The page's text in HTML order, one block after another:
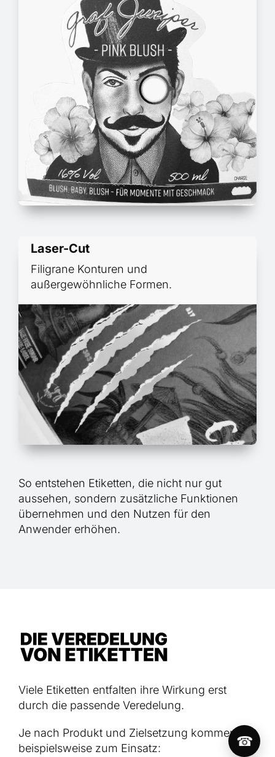
Laser-Cut
Filigrane Konturen und
außergewöhnliche Formen.
So entstehen Etiketten, die nicht nur gut
aussehen, sondern zusätzliche Funktionen
übernehmen und den Nutzen für den
Anwender erhöhen.
Viele Etiketten entfalten ihre Wirkung erst
durch die passende Veredelung.
Je nach Produkt und Zielsetzung kommen
beispielsweise zum Einsatz:
☎